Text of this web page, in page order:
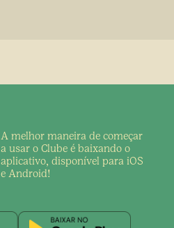
A melhor maneira de começar
a usar o Clube é baixando o
aplicativo, disponível para iOS
e Android!